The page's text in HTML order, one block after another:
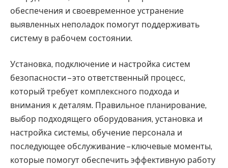
обеспечения и своевременное устранение
выявленных неполадок помогут поддерживать
систему в рабочем состоянии.
Установка, подключение и настройка систем
безопасности – это ответственный процесс,
который требует комплексного подхода и
внимания к деталям. Правильное планирование,
выбор подходящего оборудования, установка и
настройка системы, обучение персонала и
последующее обслуживание – ключевые моменты,
которые помогут обеспечить эффективную работу